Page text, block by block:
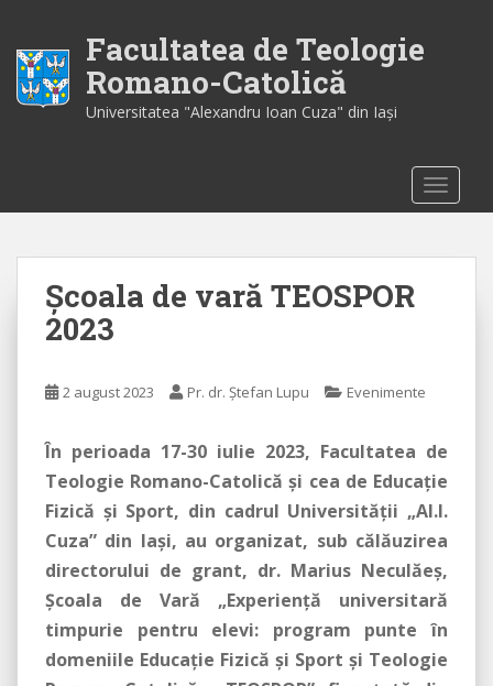
i
Facultatea de Teologie
Romano-Catolică
Universitatea "Alexandru Ioan Cuza" din Iaşi
Şcoala de vară TEOSPOR
2023
2 august 2023 Pr. dr. Ștefan Lupu Evenimente
În perioada 17-30 iulie 2023, Facultatea de
Teologie Romano-Catolică şi cea de Educaţie
Fizică şi Sport, din cadrul Universităţii „Al.I.
Cuza” din Iaşi, au organizat, sub călăuzirea
directorului de grant, dr. Marius Neculăeş,
Şcoala de Vară „Experienţă universitară
timpurie pentru elevi: program punte în
domeniile Educaţie Fizică şi Sport şi Teologie